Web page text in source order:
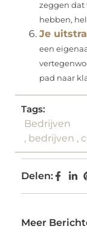
zeggen dat
hebben,
Je
een
pad naar
Tags:
Bedrijven
, bedrijven ,
Delen:
Meer